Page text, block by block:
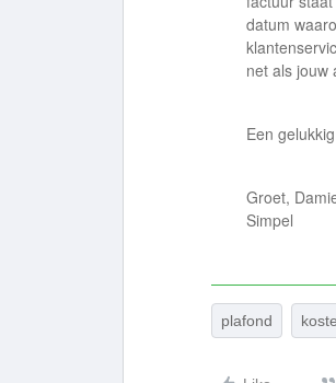
datum
net als jouw
Een
Groet,
Simpel
plafond